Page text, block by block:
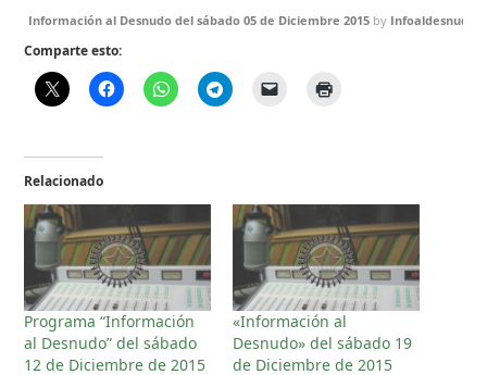
Información al Desnudo del sábado 05 de Diciembre 2015 by Infoaldesnudo
Comparte esto:
Relacionado
Programa “Información
al Desnudo” del sábado
12 de Diciembre de 2015
«Información al
Desnudo» del sábado 19
de Diciembre de 2015